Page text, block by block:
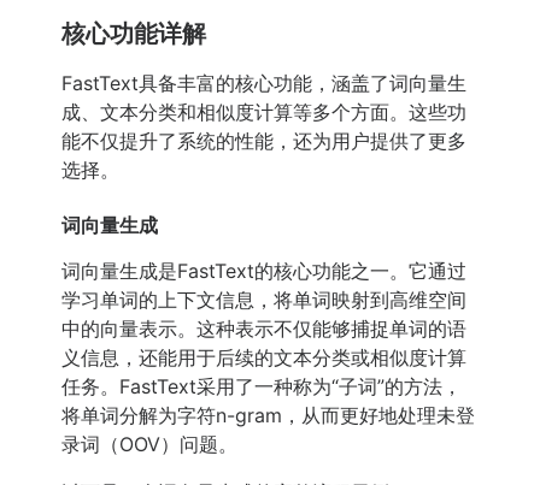
核心功能详解
FastText具备丰富的核心功能，涵盖了词向量生
成、文本分类和相似度计算等多个方面。这些功
能不仅提升了系统的性能，还为用户提供了更多
选择。
词向量生成
词向量生成是FastText的核心功能之一。它通过
学习单词的上下文信息，将单词映射到高维空间
中的向量表示。这种表示不仅能够捕捉单词的语
义信息，还能用于后续的文本分类或相似度计算
任务。FastText采用了一种称为“子词”的方法，
将单词分解为字符n-gram，从而更好地处理未登
录词（OOV）问题。